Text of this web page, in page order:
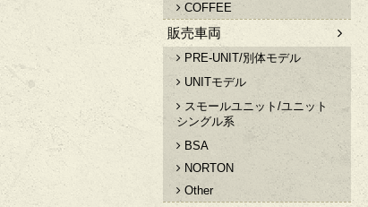
COFFEE
販売車両
PRE-UNIT/別体モデル
UNITモデル
スモールユニット/ユニット
シングル系
BSA
NORTON
Other